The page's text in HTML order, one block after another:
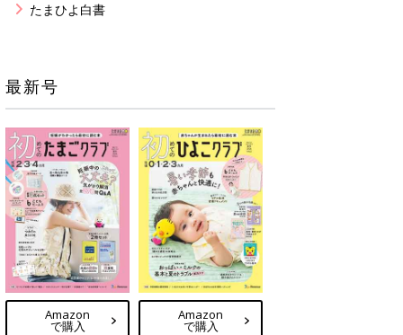
たまひよ白書
最新号
Amazon
で購入
Amazon
で購入